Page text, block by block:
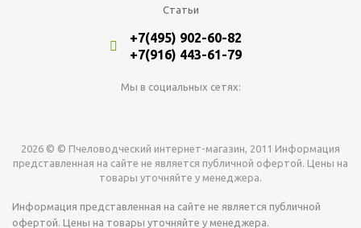
Статьи
+7(495) 902-60-82
+7(916) 443-61-79
Мы в социальных сетях:
2026 © © Пчеловодческий интернет-магазин, 2011 Информация
представленная на сайте не является публичной офертой. Цены на
товары уточняйте у менеджера.
Информация представленная на сайте не является публичной
офертой. Цены на товары уточняйте у менеджера.